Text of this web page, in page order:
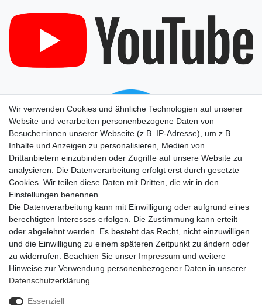
Wir verwenden Cookies und ähnliche Technologien auf unserer
Website und verarbeiten personenbezogene Daten von
Besucher:innen unserer Webseite (z.B. IP-Adresse), um z.B.
Inhalte und Anzeigen zu personalisieren, Medien von
Drittanbietern einzubinden oder Zugriffe auf unsere Website zu
analysieren. Die Datenverarbeitung erfolgt erst durch gesetzte
Cookies. Wir teilen diese Daten mit Dritten, die wir in den
Einstellungen benennen.
Die Datenverarbeitung kann mit Einwilligung oder aufgrund eines
berechtigten Interesses erfolgen. Die Zustimmung kann erteilt
oder abgelehnt werden. Es besteht das Recht, nicht einzuwilligen
und die Einwilligung zu einem späteren Zeitpunkt zu ändern oder
zu widerrufen. Beachten Sie unser Impressum und weitere
Hinweise zur Verwendung personenbezogener Daten in unserer
Daten­schutz­erklärung
Essenziell